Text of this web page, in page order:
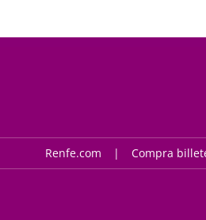
Renfe.com Compra